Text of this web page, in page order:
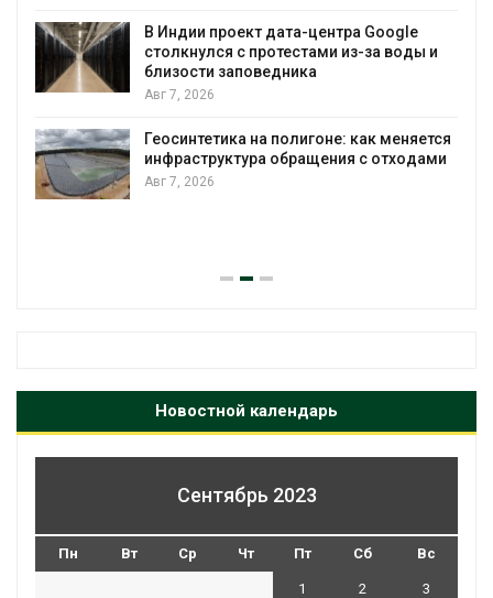
воду
Авг 7, 2026
Дождевая вода с крыш может помочь
Авг 7, 2026
Минприроды потребовало ускорить
Новостной календарь
Сентябрь 2023
Пн Вт Ср Чт Пт Сб Вс
1 2 3